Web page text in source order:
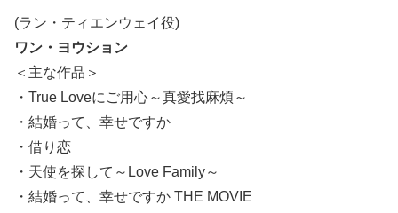
(ラン・ティエンウェイ役)
ワン・ヨウション
＜主な作品＞
・True Loveにご用心～真愛找麻煩～
・結婚って、幸せですか
・借り恋
・天使を探して～Love Family～
・結婚って、幸せですか THE MOVIE